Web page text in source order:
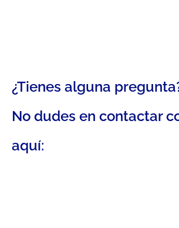
¿Tienes alguna
No dudes en contactar
aquí: